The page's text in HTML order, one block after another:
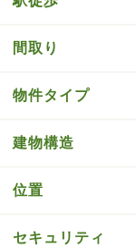
間取り
物件タイプ
建物構造
位置
セキュリティ